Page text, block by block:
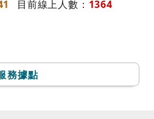
目前線上人數： 1364
務據點